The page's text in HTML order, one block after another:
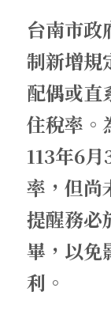
台南市政
制新增規
配偶或直
住稅率。
113年6
率，但尚
提醒務必
畢，以免
利。